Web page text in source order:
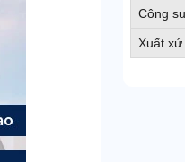
Công
Xuất xứ